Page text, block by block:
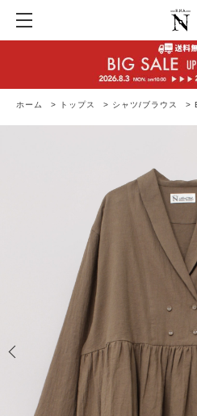
ホーム > トップス > シャツ/ブラウス >